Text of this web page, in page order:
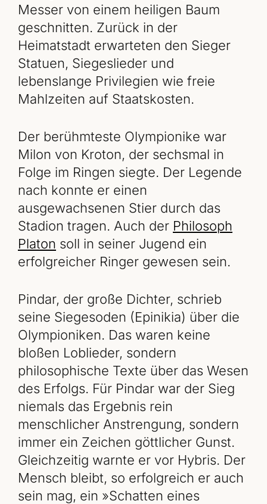
Messer von einem heiligen Baum
geschnitten. Zurück in der
Heimatstadt erwarteten den Sieger
Statuen, Siegeslieder und
lebenslange Privilegien wie freie
Mahlzeiten auf Staatskosten.
Der berühmteste Olympionike war
Milon von Kroton, der sechsmal in
Folge im Ringen siegte. Der Legende
nach konnte er einen
ausgewachsenen Stier durch das
Stadion tragen. Auch der Philosoph
Platon soll in seiner Jugend ein
erfolgreicher Ringer gewesen sein.
Pindar, der große Dichter, schrieb
seine Siegesoden (Epinikia) über die
Olympioniken. Das waren keine
bloßen Loblieder, sondern
philosophische Texte über das Wesen
des Erfolgs. Für Pindar war der Sieg
niemals das Ergebnis rein
menschlicher Anstrengung, sondern
immer ein Zeichen göttlicher Gunst.
Gleichzeitig warnte er vor Hybris. Der
Mensch bleibt, so erfolgreich er auch
sein mag, ein »Schatten eines